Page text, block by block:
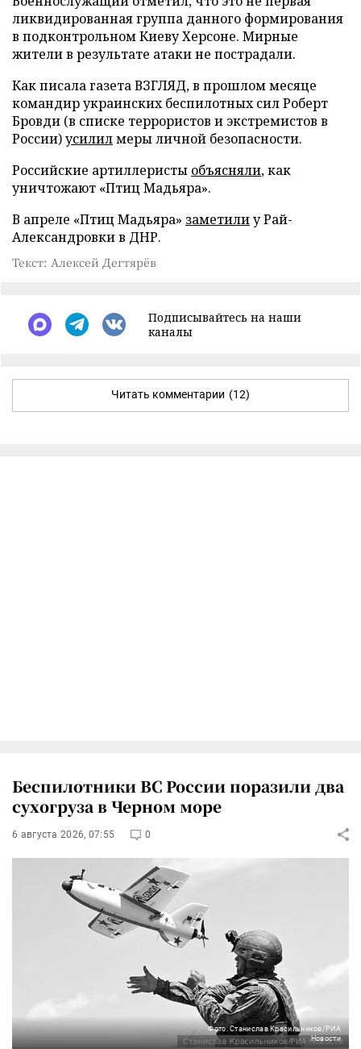
ликвидированная группа данного формирования
в подконтрольном Киеву Херсоне. Мирные
жители в результате атаки не пострадали.
Как писала газета ВЗГЛЯД, в прошлом месяце
командир украинских беспилотных сил Роберт
Бровди (в списке террористов и экстремистов в
России)усилилмеры личной безопасности.
Российские артиллеристы объясняли, как
уничтожают «Птиц Мадьяра».
В апреле «Птиц Мадьяра» заметилиу Рай-
Александровки в ДНР.
Текст: Алексей Дегтярёв
Подписывайтесь на наши
каналы
Читать комментарии (12)
Беспилотники ВС России поразили два
сухогруза в Черном море
6 августа 2026, 07:55 0
Фото: Станислав Красильников/РИА
Новости